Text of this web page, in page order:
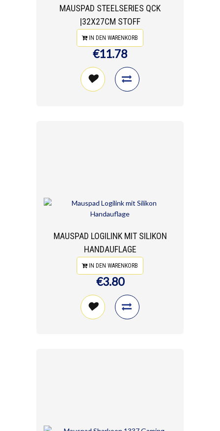
MAUSPAD STEELSERIES QCK
|32X27CM STOFF
IN DEN WARENKORB
€11.78
MAUSPAD LOGILINK MIT SILIKON
HANDAUFLAGE
IN DEN WARENKORB
€3.80